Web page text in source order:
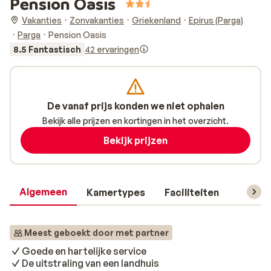
Vakanties Zonvakanties Griekenland
Epirus (Parga)
Parga
Pension Oasis
8.5 Fantastisch 42 ervaringen
Algemeen Kamertypes Faciliteiten
Meest geboekt door met partner
Goede en hartelijke service
De uitstraling van een landhuis
De vanaf prijs konden we niet ophalen
Bekijk alle prijzen en kortingen in het overzicht.
Bekijk prijzen